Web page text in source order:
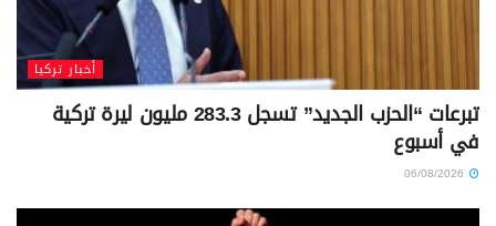
أخبار تركيا
تبرعات “الحزب الجديد” تسجل 283.3 مليون ليرة تركية
في أسبوع